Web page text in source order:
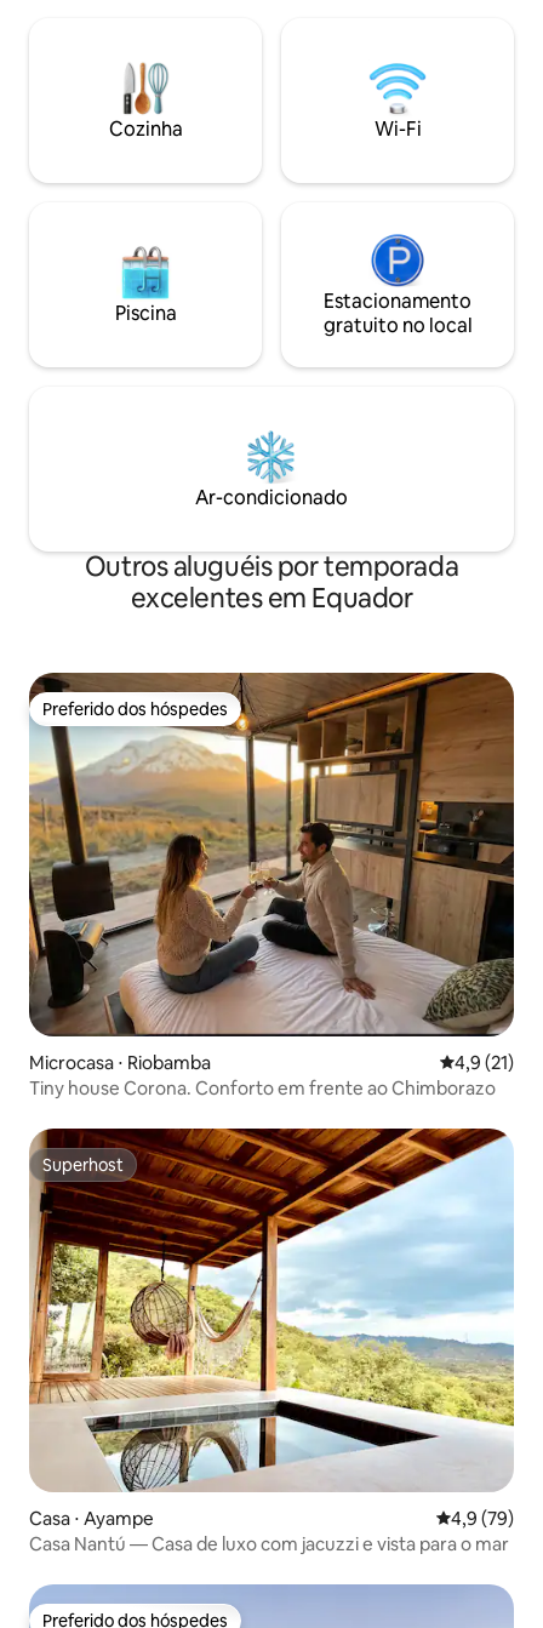
caminhadas inspiradoras em nossas
trilhas excepcionais e privadas. Participe
de uma aula de ioga com especialista!
A fazenda tem
de frente para o rio! Por favor,
estamos a 35
Mindo.
Cozinha Wi-Fi
Piscina
Estacionamento
gratuito no local
Ar-condicionado
Outros aluguéis por temporada
excelentes em Equador
Preferido dos hóspedes
Preferido dos hóspedes
Microcasa ⋅ Riobamba 4,9 de uma
4,9 (21)
Tiny house Corona. Conforto em frente ao Chimborazo
Superhost
Superhost
Casa ⋅ Ayampe 4,9 de uma
4,9 (79)
Casa Nantú — Casa de luxo com jacuzzi e vista para o mar
Preferido dos hóspedes